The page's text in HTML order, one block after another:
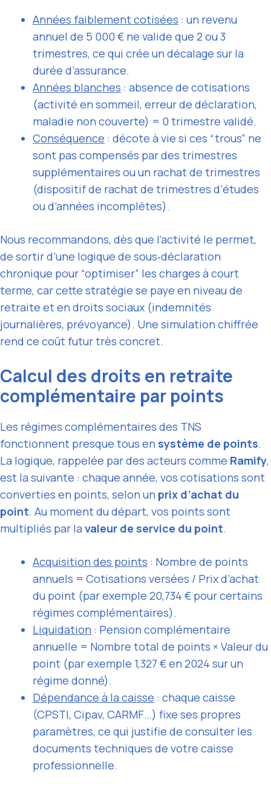
Années faiblement cotisées : un revenu
annuel de 5 000 € ne valide que 2 ou 3
trimestres, ce qui crée un décalage sur la
durée d’assurance.
Années blanches : absence de cotisations
(activité en sommeil, erreur de déclaration,
maladie non couverte) = 0 trimestre validé.
Conséquence : décote à vie si ces “trous” ne
sont pas compensés par des trimestres
supplémentaires ou un rachat de trimestres
(dispositif de rachat de trimestres d’études
ou d’années incomplètes).
Nous recommandons, dès que l’activité le permet,
de sortir d’une logique de sous‑déclaration
chronique pour “optimiser” les charges à court
terme, car cette stratégie se paye en niveau de
retraite et en droits sociaux (indemnités
journalières, prévoyance). Une simulation chiffrée
rend ce coût futur très concret.
Calcul des droits en retraite
complémentaire par points
Les régimes complémentaires des TNS
fonctionnent presque tous en système de points.
La logique, rappelée par des acteurs comme Ramify,
est la suivante : chaque année, vos cotisations sont
converties en points, selon un prix d’achat du
point. Au moment du départ, vos points sont
multipliés par la valeur de service du point.
Acquisition des points : Nombre de points
annuels = Cotisations versées / Prix d’achat
du point (par exemple 20,734 € pour certains
régimes complémentaires).
Liquidation : Pension complémentaire
annuelle = Nombre total de points × Valeur du
point (par exemple 1,327 € en 2024 sur un
régime donné).
Dépendance à la caisse : chaque caisse
(CPSTI, Cipav, CARMF…) fixe ses propres
paramètres, ce qui justifie de consulter les
documents techniques de votre caisse
professionnelle.